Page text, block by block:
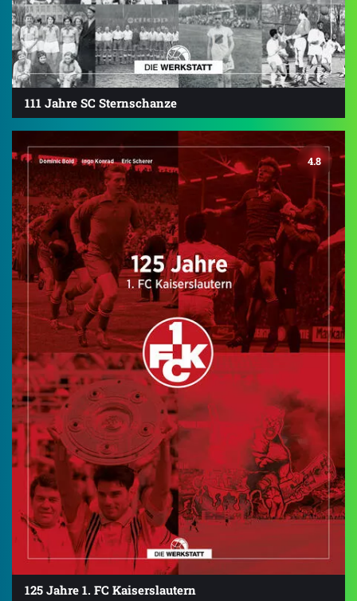
111 Jahre SC Sternschanze
4.8
125 Jahre 1. FC Kaiserslautern